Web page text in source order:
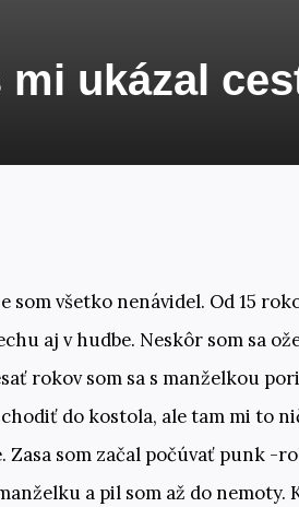
mi ukázal
všetko nenávidel. Od 15
aj v hudbe. Neskôr som sa
rokov som sa s manželkou
do kostola, ale tam mi to
Zasa som začal počúvať punk -
a pil som až do nemoty.